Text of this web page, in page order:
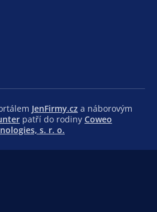
JenFirmy.cz a náborovým
patří do rodiny Coweo
s. r. o.